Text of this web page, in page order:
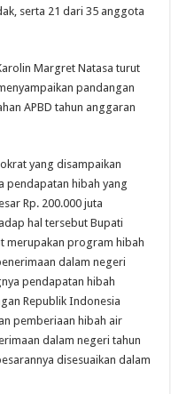
serta 21 dari 35 anggota
Margret Natasa turut
pandangan
APBD tahun anggaran
yang disampaikan
pendapatan hibah yang
Rp. 200.000 juta
hal tersebut Bupati
merupakan program hibah
dalam negeri
pendapatan hibah
Republik Indonesia
pemberiaan hibah air
dalam negeri tahun
disesuaikan dalam